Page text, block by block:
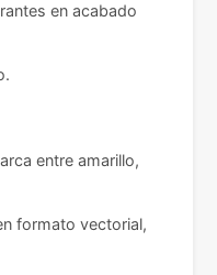
en acabado
entre amarillo,
formato vectorial,